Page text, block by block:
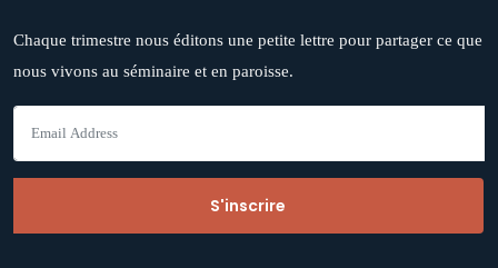
Chaque trimestre nous éditons une petite lettre pour partager ce que
nous vivons au séminaire et en paroisse.